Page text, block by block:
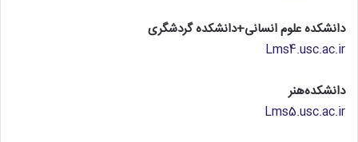
دانشکده علوم انسانی+دانشکده گردشگری
Lms4.usc.ac.ir
دانشکده‌هنر
Lms5.usc.ac.ir